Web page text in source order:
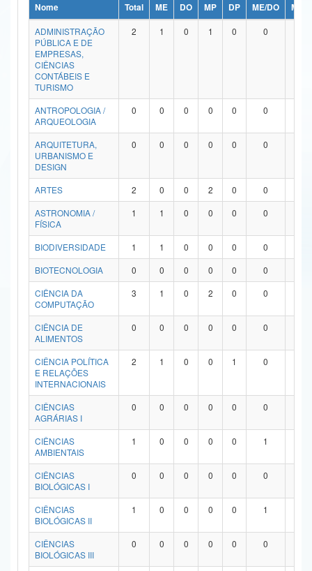
Ministério da Ciência, Tecnologia, Inovações e Comunicações
Ministério do Meio Ambiente
Ministério do Turismo
Ministério do Desenvolvimento Regional
Controladoria-Geral da União
Ministério da Mulher, da Família e dos Direitos Humanos
Secretaria de Governo
Advocacia-Geral da União
Banco Central do Brasil
Nome Total ME DO MP DP ME/DO
MP/
ADMINISTRAÇÃO
PÚBLICA E DE
EMPRESAS,
CIÊNCIAS
CONTÁBEIS E
TURISMO
2 1 0 1 0 0
ANTROPOLOGIA /
ARQUEOLOGIA
0 0 0 0 0 0
ARQUITETURA,
URBANISMO E
DESIGN
0 0 0 0 0 0
ARTES 2 0 0 2 0 0
ASTRONOMIA /
FÍSICA
1 1 0 0 0 0
BIODIVERSIDADE 1 1 0 0 0 0
BIOTECNOLOGIA
0 0 0 0 0 0
CIÊNCIA DA
COMPUTAÇÃO
3 1 0 2 0 0
CIÊNCIA DE
ALIMENTOS
0 0 0 0 0 0
CIÊNCIA POLÍTICA
E RELAÇÕES
INTERNACIONAIS
2 1 0 0 1 0
CIÊNCIAS
AGRÁRIAS I
0 0 0 0 0 0
CIÊNCIAS
AMBIENTAIS
1 0 0 0 0 1
CIÊNCIAS
BIOLÓGICAS I
0 0 0 0 0 0
CIÊNCIAS
BIOLÓGICAS II
1 0 0 0 0 1
CIÊNCIAS
BIOLÓGICAS III
0 0 0 0 0 0